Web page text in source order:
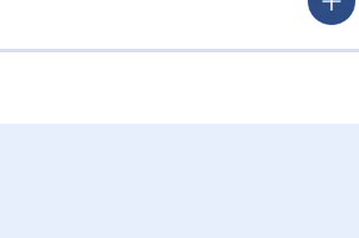
メインパートで基礎概念を網羅。中級
戦していく。学習を通して、大学入試
学びたい人
しくプログラミングを学ぶ。
。カリキュラムは「プログラミング能
いながら、大学入学共通テスト「情
的な学習が続けやすい。また、2025年
路選択に役立つ実践的スキルを養成で
。機材の購入は原則不要とされている